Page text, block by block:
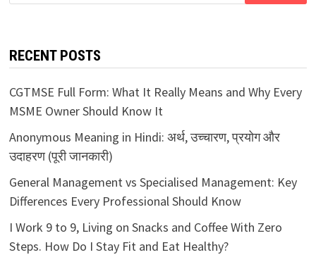
RECENT POSTS
CGTMSE Full Form: What It Really Means and Why Every
MSME Owner Should Know It
Anonymous Meaning in Hindi: अर्थ, उच्चारण, प्रयोग और
उदाहरण (पूरी जानकारी)
General Management vs Specialised Management: Key
Differences Every Professional Should Know
I Work 9 to 9, Living on Snacks and Coffee With Zero
Steps. How Do I Stay Fit and Eat Healthy?